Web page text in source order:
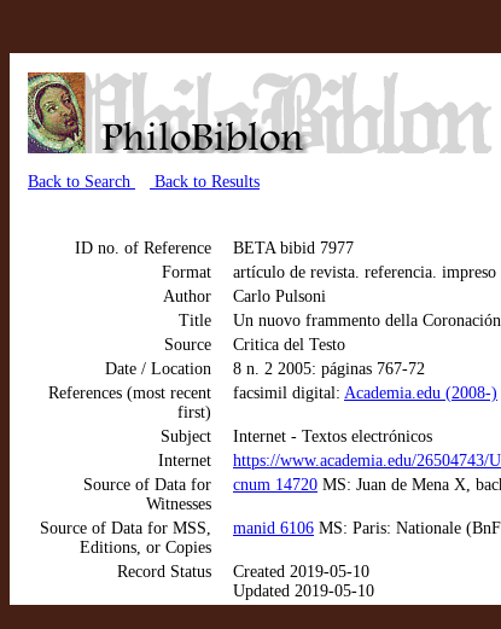
Back to Search Back to Results
ID no. of Reference
BETA bibid 7977
Format
artículo de revista. referencia. impreso
Author
Carlo Pulsoni
Title
Un nuovo frammento della
Source
Critica del Testo
Date / Location
8 n. 2 2005: páginas 767-72
References (most recent
first)
facsimil digital: Academia.edu (2008-)
Subject
Internet - Textos electrónicos
Internet
https://www.academia.edu/26504743/
Source of Data for
Witnesses
cnum 14720 MS: Juan de Mena X,
Source of Data for MSS,
Editions, or Copies
manid 6106 MS: Paris: Nationale
Record Status
Created 2019-05-10
Updated 2019-05-10